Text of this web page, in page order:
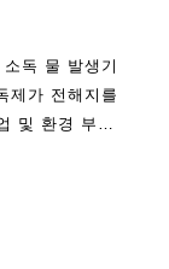
독 물 발생기
제가 전해지를
및 환경 부문